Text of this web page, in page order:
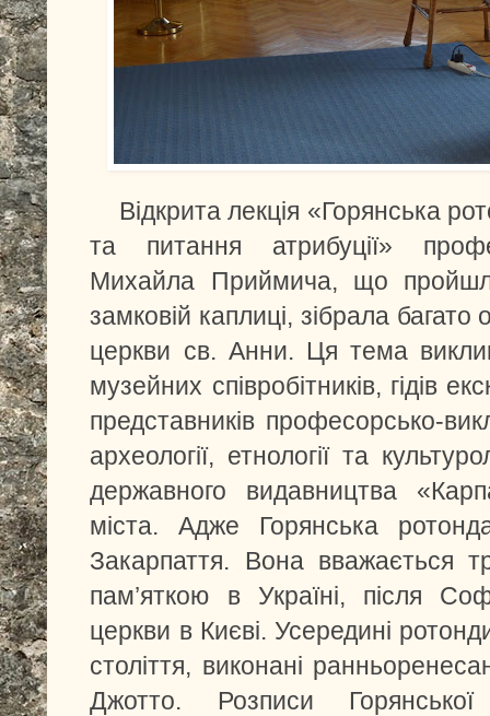
Відкрита лекція «Горянська
та питання атрибуції»
Михайла Приймича, що
замковій каплиці, зібрала багато
церкви св. Анни. Ця тема
музейних співробітників, гідів
представників професорсько-
археології, етнології та
державного видавництва
міста. Адже Горянська
Закарпаття. Вона вважається
пам’яткою в Україні, після
церкви в Києві. Усередині
століття, виконані
Джотто. Розписи